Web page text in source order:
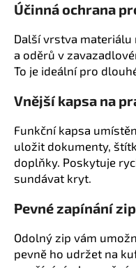
Účinná ochrana
Další vrstva
a oděrů v
To je ideální pro
Vnější kapsa na
Funkční kapsa
uložit dokumenty,
doplňky. Poskytuje
sundávat kryt.
Pevné zapínání
Odolný zip vám
pevně ho udržet na
u
u
j
e
e
WINGS
PEACOCK
KUFR
S
YELLOW
38
890
Kč